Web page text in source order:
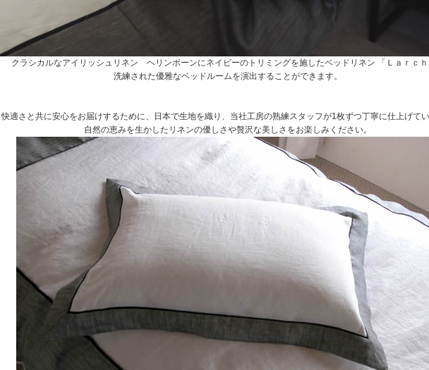
クラシカルなアイリッシュリネン ヘリンボーンにネイビーのトリミングを施したベッドリネン 「Ｌａｒｃｈ
洗練された優雅なベッドルームを演出することができます。
快適さと共に安心をお届けするために、日本で生地を織り、当社工房の熟練スタッフが1枚ずつ丁寧に仕上げてい
自然の恵みを生かしたリネンの優しさや贅沢な美しさをお楽しみください。